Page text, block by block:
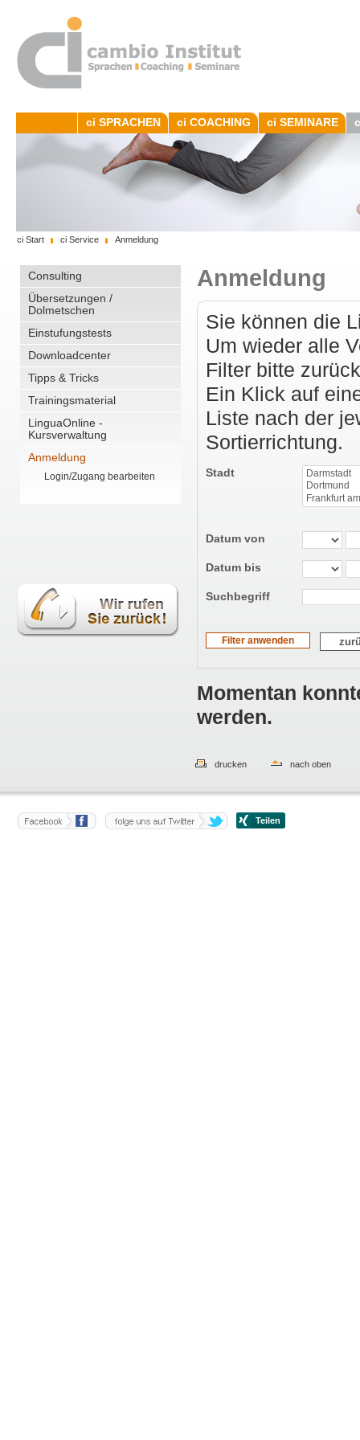
Consulting
Übersetzungen /
Dolmetschen
Einstufungstests
Downloadcenter
Tipps & Tricks
Trainingsmaterial
LinguaOnline -
Kursverwaltung
Anmeldung
Login/Zugang bearbeiten
Anmeldung
Sie können die
Um wieder alle
Filter bitte
Ein Klick auf
Liste nach der
Sortierrichtung.
Stadt
Datum von
Datum bis
Suchbegriff
Momentan
werden.
ci SPRACHEN ci COACHING ci SEMINARE
ci Start ci Service Anmeldung
drucken nach oben